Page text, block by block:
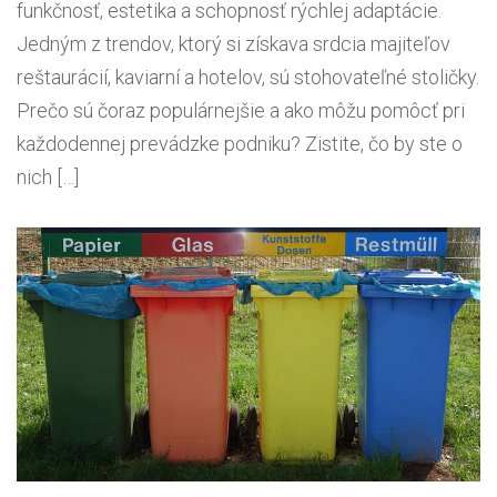
funkčnosť, estetika a schopnosť rýchlej adaptácie.
Jedným z trendov, ktorý si získava srdcia majiteľov
reštaurácií, kaviarní a hotelov, sú stohovateľné stoličky.
Prečo sú čoraz populárnejšie a ako môžu pomôcť pri
každodennej prevádzke podniku? Zistite, čo by ste o
nich […]